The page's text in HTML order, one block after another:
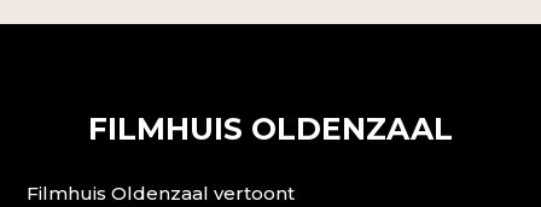
FILMHUIS OLDENZAAL
Filmhuis Oldenzaal vertoont